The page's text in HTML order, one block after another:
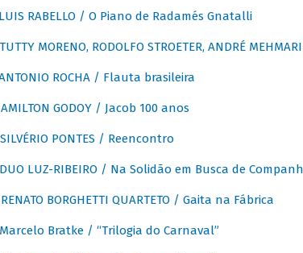
LUIS RABELLO / O Piano de Radamés Gnatalli
TUTTY MORENO, RODOLFO STROETER, ANDRÉ
ROCHA / Flauta brasileira
AMILTON GODOY / Jacob 100 anos
SILVÉRIO PONTES / Reencontro
DUO LUZ-RIBEIRO / Na Solidão em Busca de
RENATO BORGHETTI QUARTETO / Gaita na Fábrica
Marcelo Bratke / “Trilogia do Carnaval”